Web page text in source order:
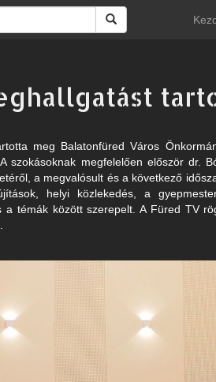
meg Balatonfüred Város
szokásoknak megfelelően először dr.
a megvalósult és a következő
helyi közlekedés, a
a témák között szerepelt. A Füred TV